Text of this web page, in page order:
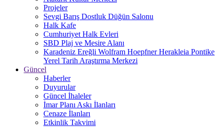
Projeler
Sevgi Barış Dostluk Düğün Salonu
Halk Kafe
Cumhuriyet Halk Evleri
SBD Plaj ve Mesire Alanı
Karadeniz Ereğli Wolfram Hoepfner Herakleia Pontike
Yerel Tarih Araştırma Merkezi
Güncel
Haberler
Duyurular
Güncel İhaleler
İmar Planı Askı İlanları
Cenaze İlanları
Etkinlik Takvimi